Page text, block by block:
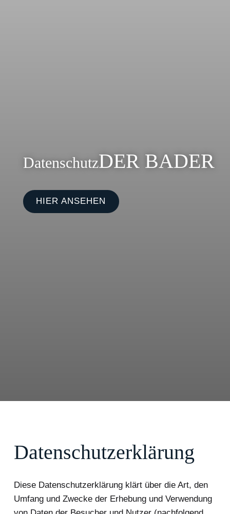
DatenschutzDER BADER
HIER ANSEHEN
Datenschutzerklärung
Diese Datenschutzerklärung klärt über die Art, den
Umfang und Zwecke der Erhebung und Verwendung